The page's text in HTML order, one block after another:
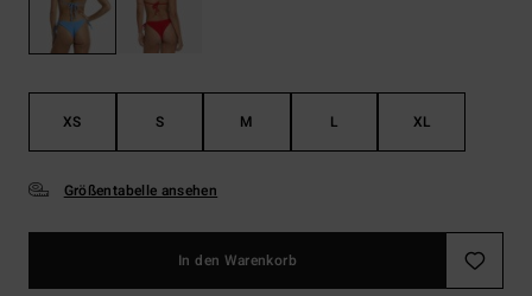
XS S M L XL
Größentabelle ansehen
In den Warenkorb